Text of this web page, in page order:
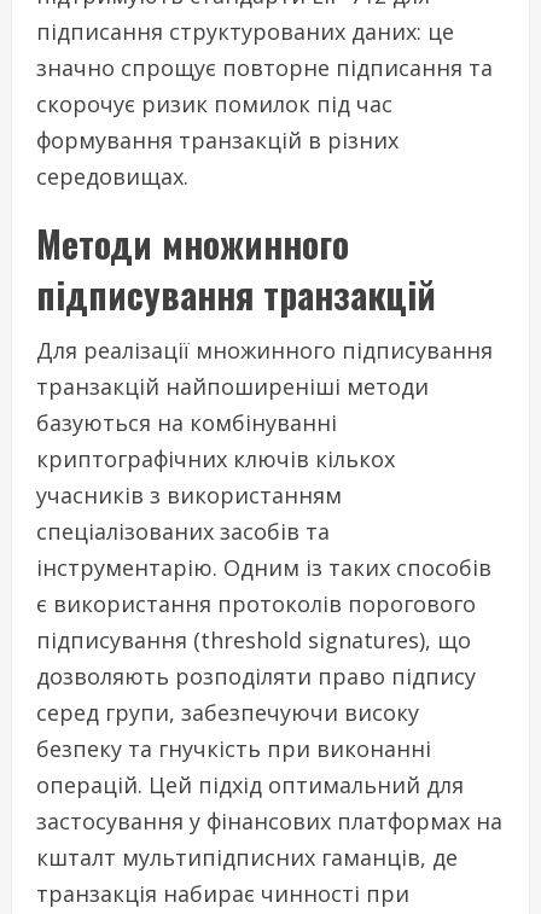
підписання структурованих даних: це
значно спрощує повторне підписання та
скорочує ризик помилок під час
формування транзакцій в різних
середовищах.
Методи множинного
підписування транзакцій
Для реалізації множинного підписування
транзакцій найпоширеніші методи
базуються на комбінуванні
криптографічних ключів кількох
учасників з використанням
спеціалізованих засобів та
інструментарію. Одним із таких способів
є використання протоколів порогового
підписування (threshold signatures), що
дозволяють розподіляти право підпису
серед групи, забезпечуючи високу
безпеку та гнучкість при виконанні
операцій. Цей підхід оптимальний для
застосування у фінансових платформах на
кшталт мультипідписних гаманців, де
транзакція набирає чинності при